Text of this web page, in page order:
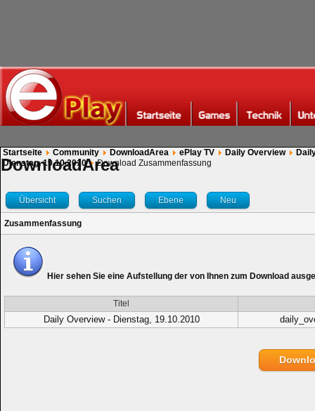
Startseite Community DownloadArea ePlay TV Daily Overview
Dienstag, 19.10.2010
Download Zusammenfassung
DownloadArea
Übersicht Suchen Ebene Neu
Zusammenfassung
Hier sehen Sie eine Aufstellung der von Ihnen zum Download
Titel
Daily Overview - Dienstag, 19.10.2010